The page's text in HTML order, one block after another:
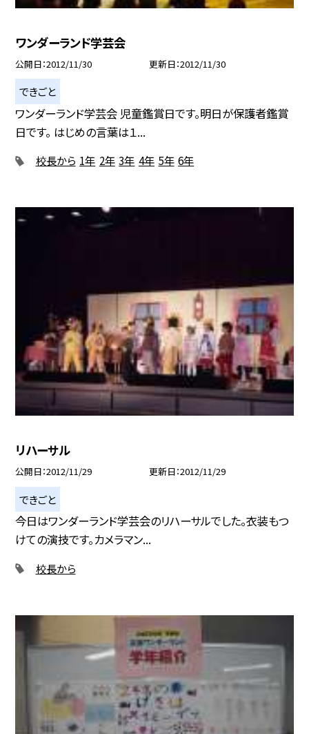
ワンダーランド学芸会
公開日 2012/11/30 更新日 2012/11/30
できごと
ワンダーランド学芸会 児童鑑賞日です。明日が保護者鑑賞
日です。 はじめの言葉は１...
校長から 1年 2年 3年 4年 5年 6年
リハーサル
公開日 2012/11/29 更新日 2012/11/29
できごと
今日はワンダーランド学芸会のリハーサルでした。衣装もつ
けての演技です。カメラマン...
校長から